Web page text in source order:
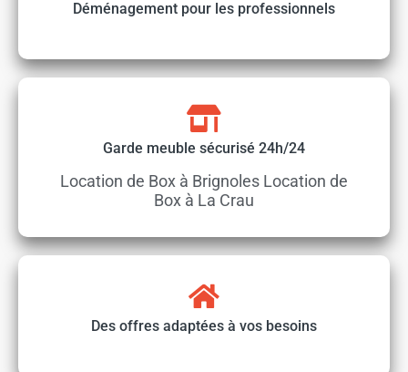
Déménagement pour les professionnels
Garde meuble sécurisé 24h/24
Location de Box à Brignoles Location de
Box à La Crau
Des offres adaptées à vos besoins